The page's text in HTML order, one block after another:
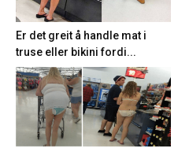
Er det greit å handle mat i
truse eller bikini fordi...